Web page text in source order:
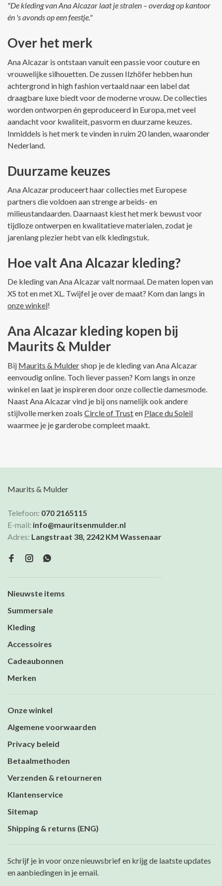
"De kleding van Ana Alcazar laat je stralen – overdag op kantoor
én 's avonds op een feestje."
Over het merk
Ana Alcazar is ontstaan vanuit een passie voor couture en
vrouwelijke silhouetten. De zussen Ilzhöfer hebben hun
achtergrond in high fashion vertaald naar een label dat
draagbare luxe biedt voor de moderne vrouw. De collecties
worden ontworpen én geproduceerd in Europa, met veel
aandacht voor kwaliteit, pasvorm en duurzame keuzes.
Inmiddels is het merk te vinden in ruim 20 landen, waaronder
Nederland.
Duurzame keuzes
Ana Alcazar produceert haar collecties met Europese
partners die voldoen aan strenge arbeids- en
milieustandaarden. Daarnaast kiest het merk bewust voor
tijdloze ontwerpen en kwalitatieve materialen, zodat je
jarenlang plezier hebt van elk kledingstuk.
Hoe valt Ana Alcazar kleding?
De kleding van Ana Alcazar valt normaal. De maten lopen van
XS tot en met XL. Twijfel je over de maat? Kom dan langs in
onze winkel!
Ana Alcazar kleding kopen bij
Maurits & Mulder
Bij Maurits & Muldershop je de kleding van Ana Alcazar
eenvoudig online. Toch liever passen? Kom langs in onze
winkel en laat je inspireren door onze collectie damesmode.
Naast Ana Alcazar vind je bij ons namelijk ook andere
stijlvolle merken zoals Circle of Trusten Place du Soleil
waarmee je je garderobe compleet maakt.
Maurits & Mulder
Telefoon: 070 2165115
E-mail: info@mauritsenmulder.nl
Adres: Langstraat 38, 2242 KM Wassenaar
Nieuwste items
Summersale
Kleding
Accessoires
Cadeaubonnen
Merken
Onze winkel
Algemene voorwaarden
Privacy beleid
Betaalmethoden
Verzenden & retourneren
Klantenservice
Sitemap
Shipping & returns (ENG)
Schrijf je in voor onze nieuwsbrief en krijg de laatste updates
en aanbiedingen in je email.